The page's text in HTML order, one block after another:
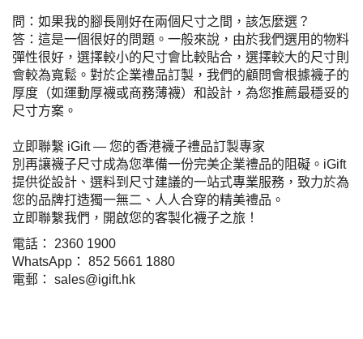
問：如果我的腳長剛好在兩個尺寸之間，該怎麼選？
答：這是一個很好的問題。一般來說，由於我們選用的物料
彈性很好，選擇較小的尺寸會比較貼合，選擇較大的尺寸則
會較為寬鬆。對於企業禮品訂製，我們的顧問會根據襪子的
厚度（如運動厚襪或商務薄襪）和設計，為您推薦最穩妥的
尺寸方案。
立即聯繫 iGift — 您的香港襪子禮品訂製專家
別再讓襪子尺寸成為您準備一份完美企業禮品的阻礙。iGift
提供從設計、選料到尺寸建議的一站式專業服務，致力於為
您的品牌打造獨一無二、人人合穿的精美禮品。
立即聯繫我們，開啟您的客製化襪子之旅！
電話： 2360 1900
WhatsApp： 852 5661 1880
電郵： sales@igift.hk